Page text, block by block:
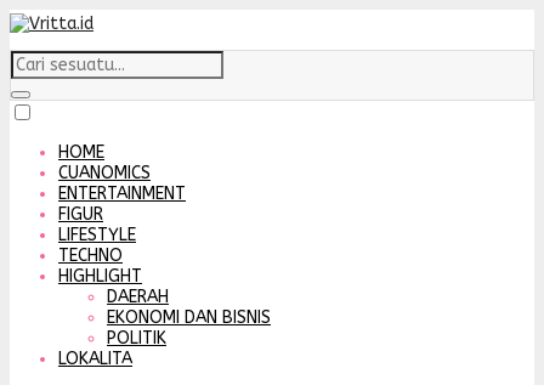
HOME
CUANOMICS
ENTERTAINMENT
FIGUR
LIFESTYLE
TECHNO
HIGHLIGHT
DAERAH
EKONOMI DAN BISNIS
POLITIK
LOKALITA